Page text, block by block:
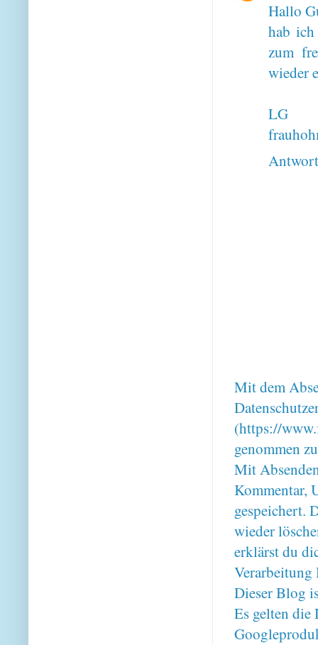
Hallo
hab
zum
wieder
LG
Mit dem
(https://
genommen
Mit
Kommentar,
gespeichert.
wieder
erklärst du
Verarbeitung
Dieser Blog
Es gelten